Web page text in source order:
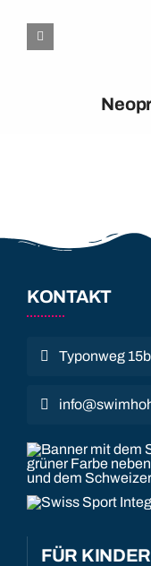
KONTAKT
Typonweg
FÜR KINDER